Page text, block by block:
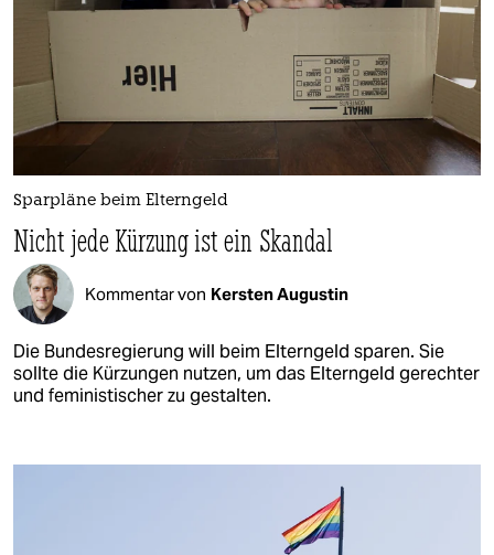
Sparpläne beim Elterngeld
Nicht jede Kürzung ist ein Skandal
Kommentar von Kersten Augustin
Die Bundesregierung will beim Elterngeld sparen. Sie
sollte die Kürzungen nutzen, um das Elterngeld gerechter
und feministischer zu gestalten.